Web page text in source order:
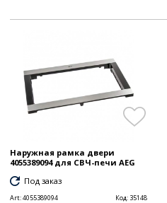
Наружная рамка двери
4055389094 для СВЧ-печи AEG
Под заказ
Art:4055389094 Код: 35148